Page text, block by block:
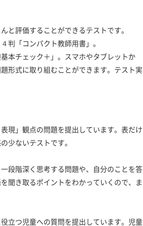
と評価することができるテストです。
判「コンパクト教師用書」。
本チェック＋」。スマホやタブレットか
形式に取り組むことができます。テスト実
現」観点の問題を提出しています。表だけ
少ないテストです。
段階深く思考する問題や、自分のことを答
聞き取るポイントをわかっていくので、ま
立つ児童への質問を提出しています。児童